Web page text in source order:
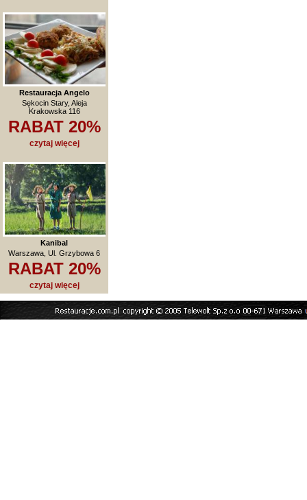
Restauracja Angelo
Sękocin Stary, Aleja
Krakowska 116
RABAT 20%
czytaj więcej
Kanibal
Warszawa, Ul. Grzybowa 6
RABAT 20%
czytaj więcej